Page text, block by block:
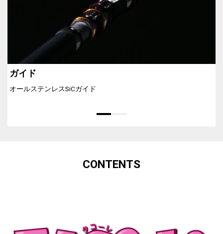
ガイド
オールステンレスSiCガイド
CONTENTS